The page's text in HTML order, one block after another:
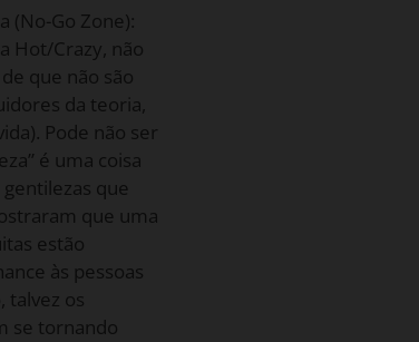
(No-Go Zone):
Hot/Crazy, não
que não são
da teoria,
Pode não ser
é uma coisa
que
que uma
estão
às pessoas
talvez os
se tornando